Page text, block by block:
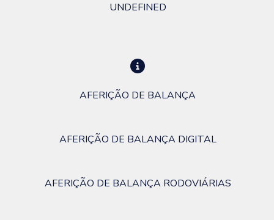
UNDEFINED
AFERIÇÃO DE BALANÇA
AFERIÇÃO DE BALANÇA DIGITAL
AFERIÇÃO DE BALANÇA RODOVIÁRIAS